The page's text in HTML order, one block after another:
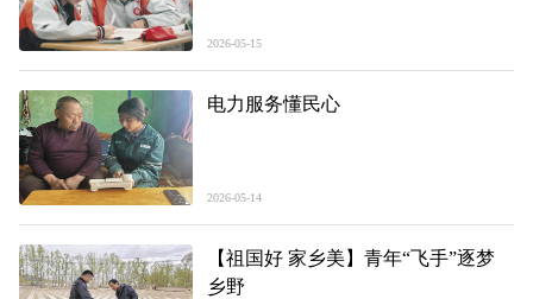
2026-05-15
电力服务懂民心
2026-05-14
【祖国好 家乡美】青年“飞手”逐梦
乡野